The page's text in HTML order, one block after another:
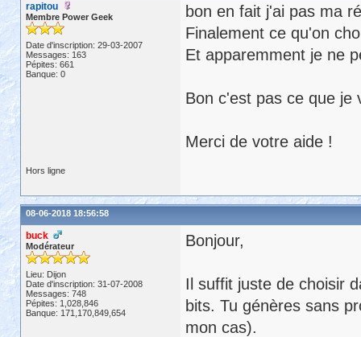
rapitou
Membre Power Geek
Date d'inscription: 29-03-2007
Messages: 163
Pépites: 661
Banque: 0
bon en fait j'ai pas ma
Finalement ce qu'on
Et apparemment je ne
Bon c'est pas ce que je
Merci de votre aide !
Hors ligne
08-06-2018 18:56:58
buck
Modérateur
Lieu: Dijon
Date d'inscription: 31-07-2008
Messages: 748
Pépites: 1,028,846
Banque: 171,170,849,654
Bonjour,
Il suffit juste de choisir
bits. Tu génères sans
mon cas).